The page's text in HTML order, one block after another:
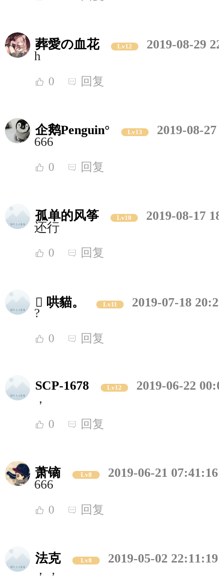
葬愛の血花 Lv12
2019-08-29
h
0 回复
企鹅Penguin° Lv13
2019-08-
666
0 回复
孤单的风筝 Lv10
2019-08-17
还行
0 回复
 哄貓。 Lv11 2019-07-18
?
0 回复
SCP-1678 Lv12
2019-06-22
，
0 回复
萧镝 Lv8
2019-06-21 07:41:16
666
0 回复
法克 Lv8
2019-05-02 22:11:19
，，